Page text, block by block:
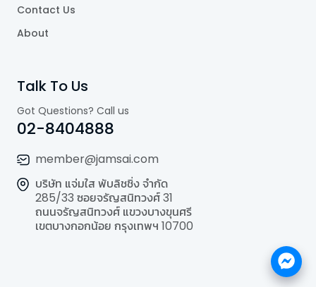
Contact Us
About
Talk To Us
Got Questions? Call us
02-8404888
member@jamsai.com
บริษัท แจ่มใส พับลิชชิ่ง จำกัด
285/33 ซอยจรัญสนิทวงศ์ 31
ถนนจรัญสนิทวงศ์ แขวงบางขุนศรี
เขตบางกอกน้อย กรุงเทพฯ 10700